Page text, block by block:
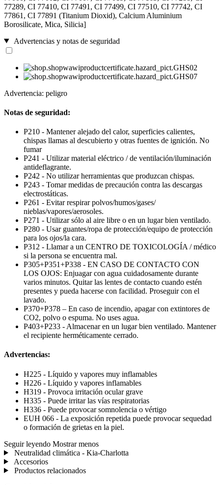
77289, CI 77410, CI 77491, CI 77499, CI 77510, CI 77742, CI
77861, CI 77891 (Titanium Dioxid), Calcium Aluminium
Borosilicate, Mica, Silicia]
Advertencias y notas de seguridad
Advertencia: peligro
Notas de seguridad:
P210 - Mantener alejado del calor, superficies calientes,
chispas llamas al descubierto y otras fuentes de ignición. No
fumar
P241 - Utilizar material eléctrico / de ventilación/iluminación
antideflagrante.
P242 - No utilizar herramientas que produzcan chispas.
P243 - Tomar medidas de precaución contra las descargas
electrostáticas.
P261 - Evitar respirar polvos/humos/gases/
nieblas/vapores/aerosoles.
P271 - Utilizar sólo al aire libre o en un lugar bien ventilado.
P280 - Usar guantes/ropa de protección/equipo de protección
para los ojos/la cara.
P312 - Llamar a un CENTRO DE TOXICOLOGÍA / médico
si la persona se encuentra mal.
P305+P351+P338 - EN CASO DE CONTACTO CON
LOS OJOS: Enjuagar con agua cuidadosamente durante
varios minutos. Quitar las lentes de contacto cuando estén
presentes y pueda hacerse con facilidad. Proseguir con el
lavado.
P370+P378 – En caso de incendio, apagar con extintores de
CO2, polvo o espuma. No uses agua.
P403+P233 - Almacenar en un lugar bien ventilado. Mantener
el recipiente herméticamente cerrado.
Advertencias:
H225 - Líquido y vapores muy inflamables
H226 - Líquido y vapores inflamables
H319 - Provoca irritación ocular grave
H335 - Puede irritar las vías respiratorias
H336 - Puede provocar somnolencia o vértigo
EUH 066 - La exposición repetida puede provocar sequedad
o formación de grietas en la piel.
Seguir leyendo Mostrar menos
Neutralidad climática - Kia-Charlotta
Accesorios
Productos relacionados